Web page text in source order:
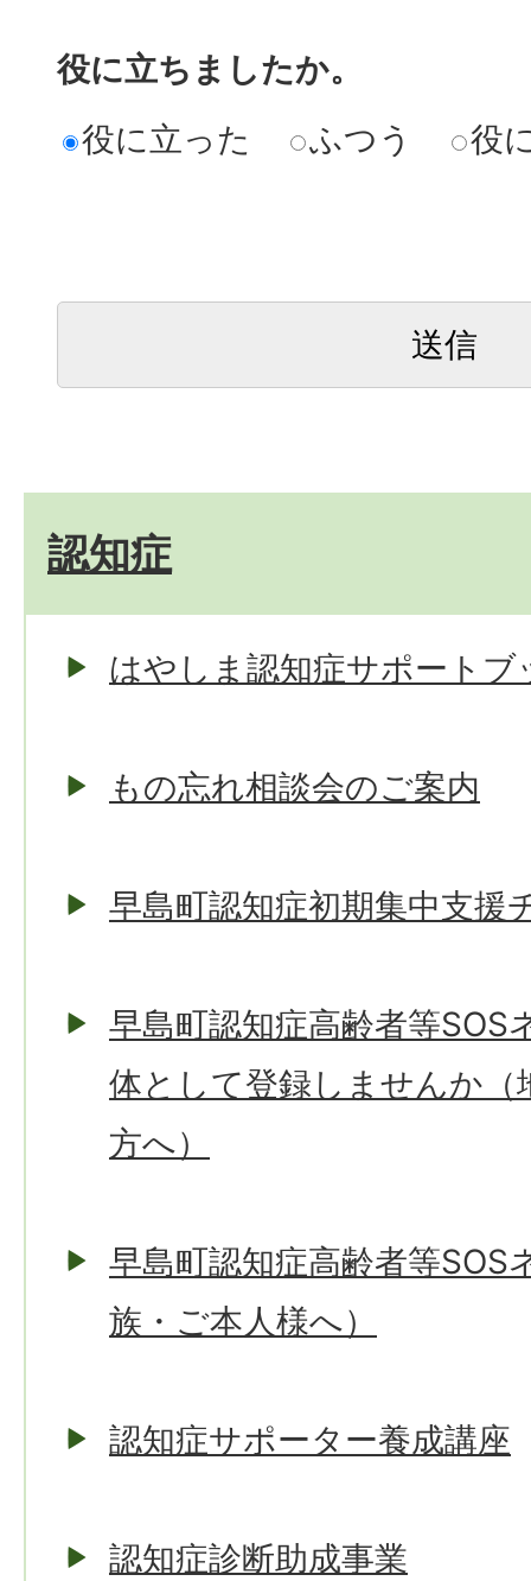
役に立ちましたか。
役に立った
ふつう 役
認知症
はやしま認知症サポートブ
もの忘れ相談会のご案内
早島町認知症初期集中支援
早島町認知症高齢者等SOS
体として登録しませんか（
方へ）
早島町認知症高齢者等SOS
族・ご本人様へ）
認知症サポーター養成講座
認知症診断助成事業